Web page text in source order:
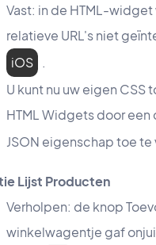
Vast: in de HTML-
relatieve URL's niet
iOS
.
U kunt nu uw eigen CSS
HTML Widgets door
JSON eigenschap toe te
Lijst Producten
Verholpen: de knop
winkelwagentje gaf